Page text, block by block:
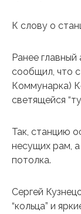
К слову о
Ранее
сообщил, что
Коммунарка)
светящейся
Так, станцию
несущих рам, а
потолка.
Сергей
“кольца” и